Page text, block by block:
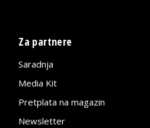
Za partnere
Saradnja
Media Kit
Pretplata na magazin
Newsletter